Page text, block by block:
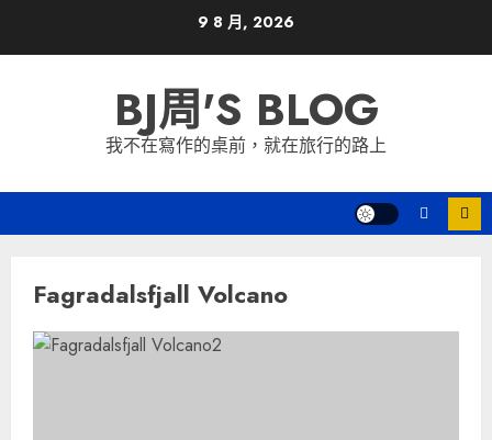
9 8 月, 2026
BJ周'S BLOG
我不在寫作的桌前，就在旅行的路上
Fagradalsfjall Volcano